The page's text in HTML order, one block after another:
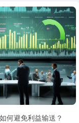
何避免利益输送？